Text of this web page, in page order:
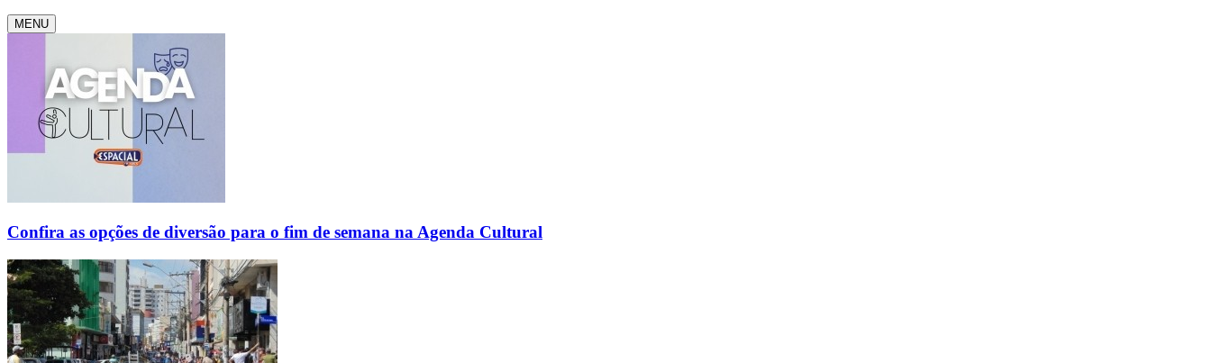
MENU
Confira as opções de diversão para o fim de semana na Agenda Cultural